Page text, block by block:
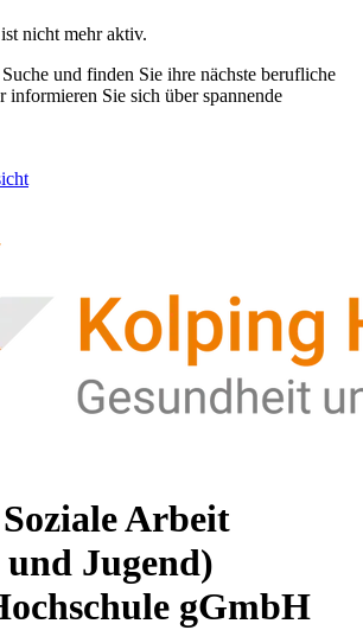
nicht mehr aktiv.
und finden Sie ihre nächste berufliche
informieren Sie sich über spannende
Arbeit
Jugend)
gGmbH